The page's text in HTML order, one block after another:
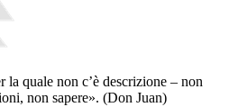
quale non c’è descrizione – non
non sapere». (Don Juan)